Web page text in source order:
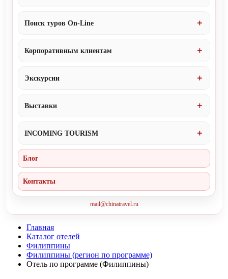
Поиск туров On-Line
Корпоративным клиентам
Экскурсии
Выставки
INCOMING TOURISM
Блог
Контакты
mail@chinatravel.ru
Главная
Каталог отелей
Филиппины
Филиппины (регион по программе)
Отель по программе (Филиппины)